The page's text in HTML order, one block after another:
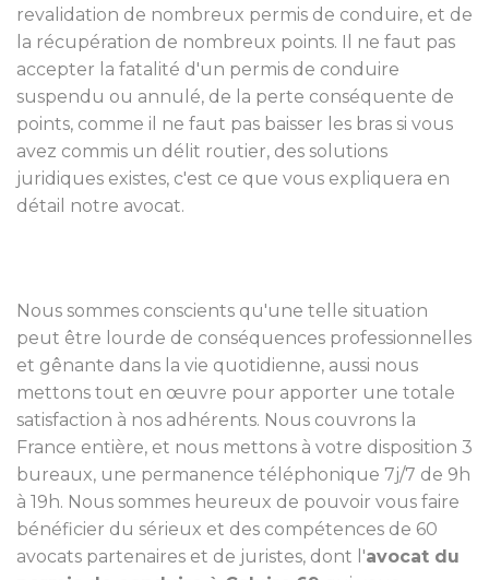
revalidation de nombreux permis de conduire, et de
la récupération de nombreux points. Il ne faut pas
accepter la fatalité d'un permis de conduire
suspendu ou annulé, de la perte conséquente de
points, comme il ne faut pas baisser les bras si vous
avez commis un délit routier, des solutions
juridiques existes, c'est ce que vous expliquera en
détail notre avocat.
Nous sommes conscients qu'une telle situation
peut être lourde de conséquences professionnelles
et gênante dans la vie quotidienne, aussi nous
mettons tout en œuvre pour apporter une totale
satisfaction à nos adhérents. Nous couvrons la
France entière, et nous mettons à votre disposition 3
bureaux, une permanence téléphonique 7j/7 de 9h
à 19h. Nous sommes heureux de pouvoir vous faire
bénéficier du sérieux et des compétences de 60
avocats partenaires et de juristes, dont l'avocat du